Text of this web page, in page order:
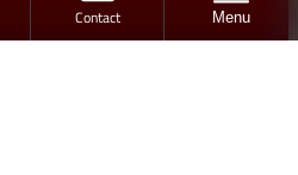
Contact Menu